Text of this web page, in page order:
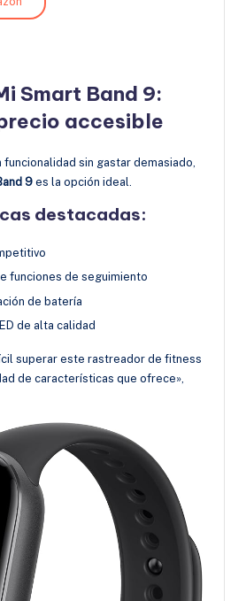
Smart Band 9:
accesible
funcionalidad sin gastar demasiado,
9 es la opción ideal.
destacadas:
funciones de seguimiento
de batería
de alta calidad
superar este rastreador de fitness
de características que ofrece»,